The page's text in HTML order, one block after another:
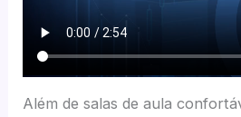
Além de salas de aula